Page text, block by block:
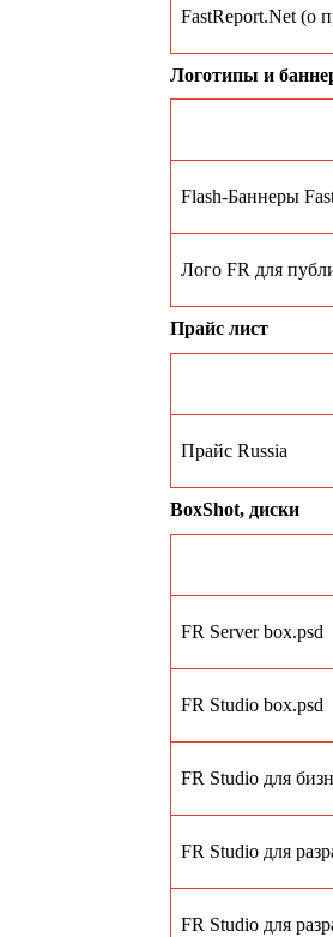
FastReport.Net (о
Логотипы и
Flash-Баннеры
Лого FR для
Прайс лист
Прайс Russia
BoxShot, диски
FR Server box.psd
FR Studio box.psd
FR Studio для
FR Studio для
FR Studio для